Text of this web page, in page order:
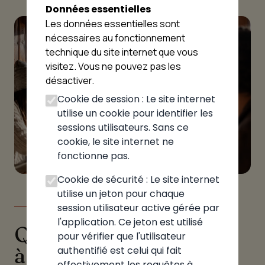
LE GUIDE
Quelle pizzeria choisir
à Thusy
Données essentielles
Les données essentielles sont
nécessaires au fonctionnement
technique du site internet que vous
visitez. Vous ne pouvez pas les
désactiver.
Cookie de session : Le site internet
utilise un cookie pour identifier les
sessions utilisateurs. Sans ce
cookie, le site internet ne
fonctionne pas.
Cookie de sécurité : Le site internet
utilise un jeton pour chaque
session utilisateur active gérée par
l'application. Ce jeton est utilisé
pour vérifier que l'utilisateur
authentifié est celui qui fait